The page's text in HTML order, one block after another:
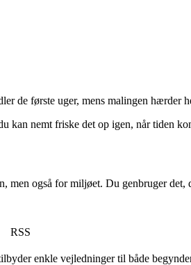
de første uger, mens malingen hærder
kan nemt friske det op igen, når tiden
også for miljøet. Du genbruger
RSS
enkle vejledninger til både